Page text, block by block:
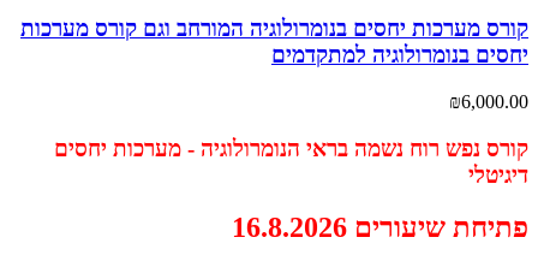
קורס מערכות יחסים בנומרולוגיה המורחב וגם קורס מערכות
יחסים בנומרולוגיה למתקדמים
₪6,000.00
קורס נפש רוח נשמה בראי הנומרולוגיה - מערכות יחסים
דיגיטלי
פתיחת שיעורים 16.8.2026